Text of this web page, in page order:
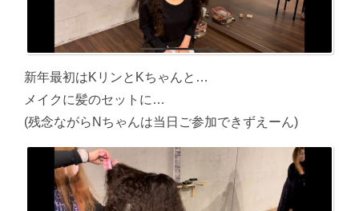
新年最初はKリンとKちゃんと…
メイクに髪のセットに…
(残念ながらNちゃんは当日ご参加できずえーん)